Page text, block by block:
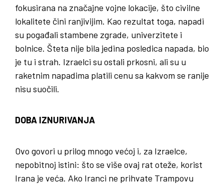
fokusirana na značajne vojne lokacije, što civilne
lokalitete čini ranjivijim. Kao rezultat toga, napadi
su pogađali stambene zgrade, univerzitete i
bolnice. Šteta nije bila jedina posledica napada, bio
je tu i strah. Izraelci su ostali prkosni, ali su u
raketnim napadima platili cenu sa kakvom se ranije
nisu suočili.
DOBA IZNURIVANJA
Ovo govori u prilog mnogo većoj i, za Izraelce,
nepobitnoj istini: što se više ovaj rat oteže, korist
Irana je veća. Ako Iranci ne prihvate Trampovu